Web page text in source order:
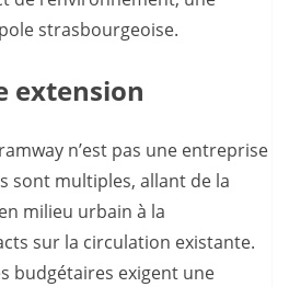
strasbourgeoise.
extension
n’est pas une entreprise
sont multiples, allant de la
milieu urbain à la
sur la circulation existante.
budgétaires exigent une